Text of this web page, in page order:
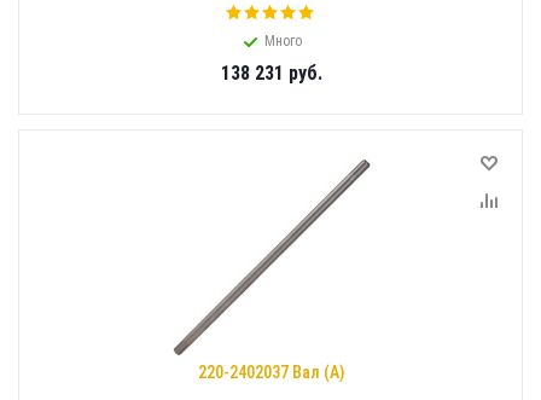
Много
138 231 руб.
220-2402037 Вал (А)